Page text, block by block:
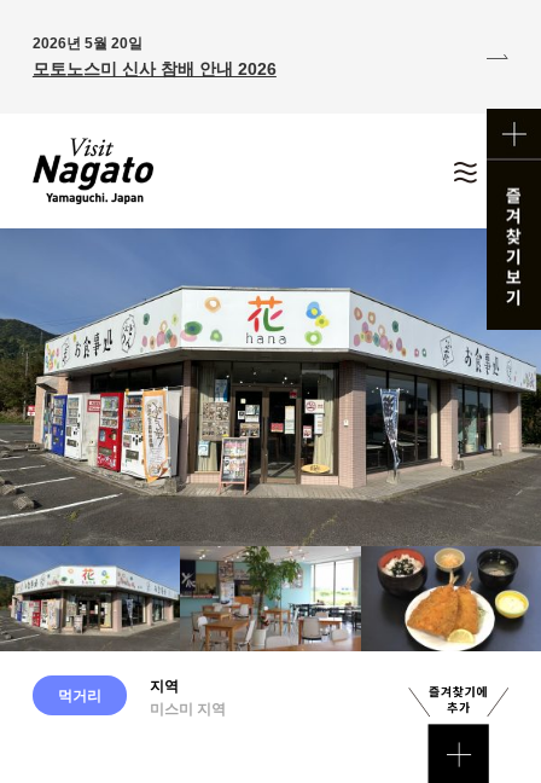
2026년 5월 20일
모토노스미 신사 참배 안내 2026
먹거리
지역
미스미 지역